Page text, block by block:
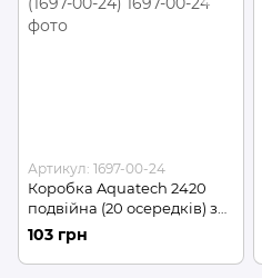
Артикул: 1697-00-24
Коробка Aquatech 2420
подвійна (20 осередків) з
кришкою (1697-00-24)
103 грн